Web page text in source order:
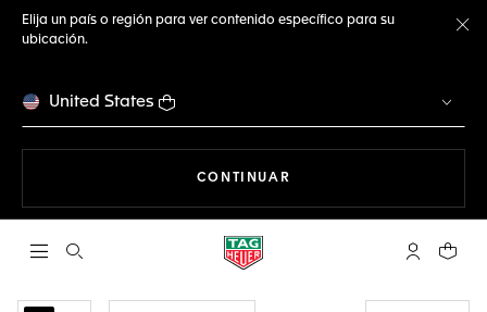
Elija un país o región para ver contenido específico para su
ubicación.
United States
CONTINUAR
Abrir el menú de búsqueda Cuenta Mi
Su